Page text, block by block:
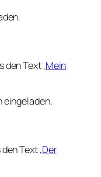
den Text‚Mein
eingeladen.
Text‚Der